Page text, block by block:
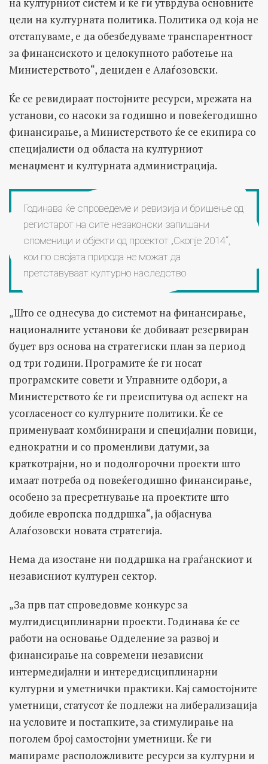
цели на културната политика. Политика од која не
отстапуваме, е да обезбедуваме транспарентност
за финансиското и целокупното работење на
Министерството“, дециден е Алаѓозовски.
Ќе се ревидираат постојните ресурси, мрежата на
установи, со насоки за годишно и повеќегодишно
финансирање, а Министерството ќе се екипира со
специјалисти од областа на културниот
менаџмент и културната администрација.
Годинава ќе спроведеме и ревизија и бришење од
регистарот на сите незаконски запишани
споменици и објекти од проектот „Скопје 2014“,
кои по својата природа не можат да
претставуваат културно наследство
„Што се однесува до системот на финансирање,
националните установи ќе добиваат резервиран
буџет врз основа на стратегиски план за период
од три години. Програмите ќе ги носат
програмските совети и Управните одбори, а
Министерството ќе ги преиспитува од аспект на
усогласеност со културните политики. Ќе се
применуваат комбинирани и специјални повици,
еднократни и со променливи датуми, за
краткотрајни, но и подолгорочни проекти што
имаат потреба од повеќегодишно финансирање,
особено за пресретнување на проектите што
добиле европска поддршка“, ја објаснува
Алаѓозовски новата стратегија.
Нема да изостане ни поддршка на граѓанскиот и
независниот културен сектор.
„За прв пат спроведовме конкурс за
мултидисциплинарни проекти. Годинава ќе се
работи на основање Одделение за развој и
финансирање на современи независни
интермедијални и интередисциплинарни
културни и уметнички практики. Кај самостојните
уметници, статусот ќе подлежи на либерализација
на условите и постапките, за стимулирање на
поголем број самостојни уметници. Ќе ги
мапираме расположливите ресурси за културни и